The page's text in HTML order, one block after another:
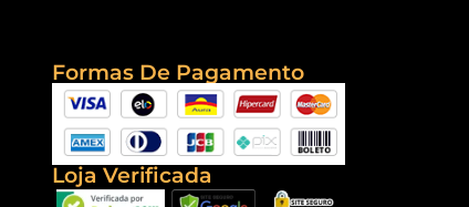
Formas De Pagamento
Loja Verificada